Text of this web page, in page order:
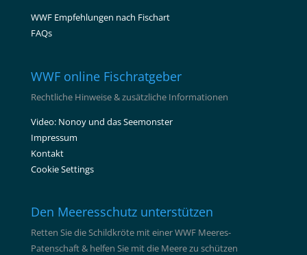
WWF Empfehlungen nach Fischart
FAQs
WWF online Fischratgeber
Rechtliche Hinweise & zusätzliche Informationen
Video: Nonoy und das Seemonster
Impressum
Kontakt
Cookie Settings
Den Meeresschutz unterstützen
Retten Sie die Schildkröte mit einer WWF Meeres-
Patenschaft & helfen Sie mit die Meere zu schützen